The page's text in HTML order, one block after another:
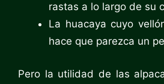
rastas a lo largo de su
La huacaya cuyo
hace que parezca un
Pero la utilidad de las